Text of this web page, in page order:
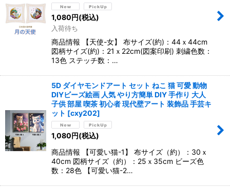
1,080円(税込)
入荷待ち
商品情報 【天使-女】 布サイズ(約)：44ｘ44cm
図柄サイズ(約)：21ｘ22cm(図案印刷) 刺繍色数：
13色 ステッチ数：…
5D ダイヤモンドアート セット ねこ 猫 可愛 動物
DIYビーズ絵画 人気 やり方簡単 DIY 手作り 大人
子供 部屋 喫茶 初心者 現代壁アート 装飾品 手芸キ
ット [cxy202]
1,080円(税込)
商品情報 【可愛い猫-1】 布サイズ（約）：30ｘ
40cm 図柄サイズ（約）：25ｘ35cm ビーズ色
数：28色 【可愛い猫-2…